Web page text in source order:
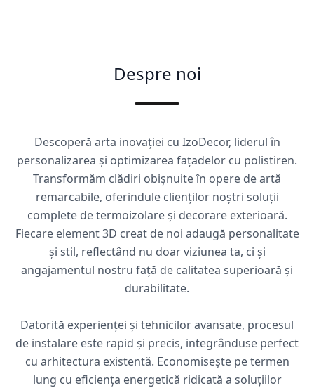
Despre noi
Descoperă arta inovației cu IzoDecor, liderul în
personalizarea și optimizarea fațadelor cu polistiren.
Transformăm clădiri obișnuite în opere de artă
remarcabile, oferindule clienților noștri soluții
complete de termoizolare și decorare exterioară.
Fiecare element 3D creat de noi adaugă personalitate
și stil, reflectând nu doar viziunea ta, ci și
angajamentul nostru față de calitatea superioară și
durabilitate.
Datorită experienței și tehnicilor avansate, procesul
de instalare este rapid și precis, integrânduse perfect
cu arhitectura existentă. Economisește pe termen
lung cu eficiența energetică ridicată a soluțiilor